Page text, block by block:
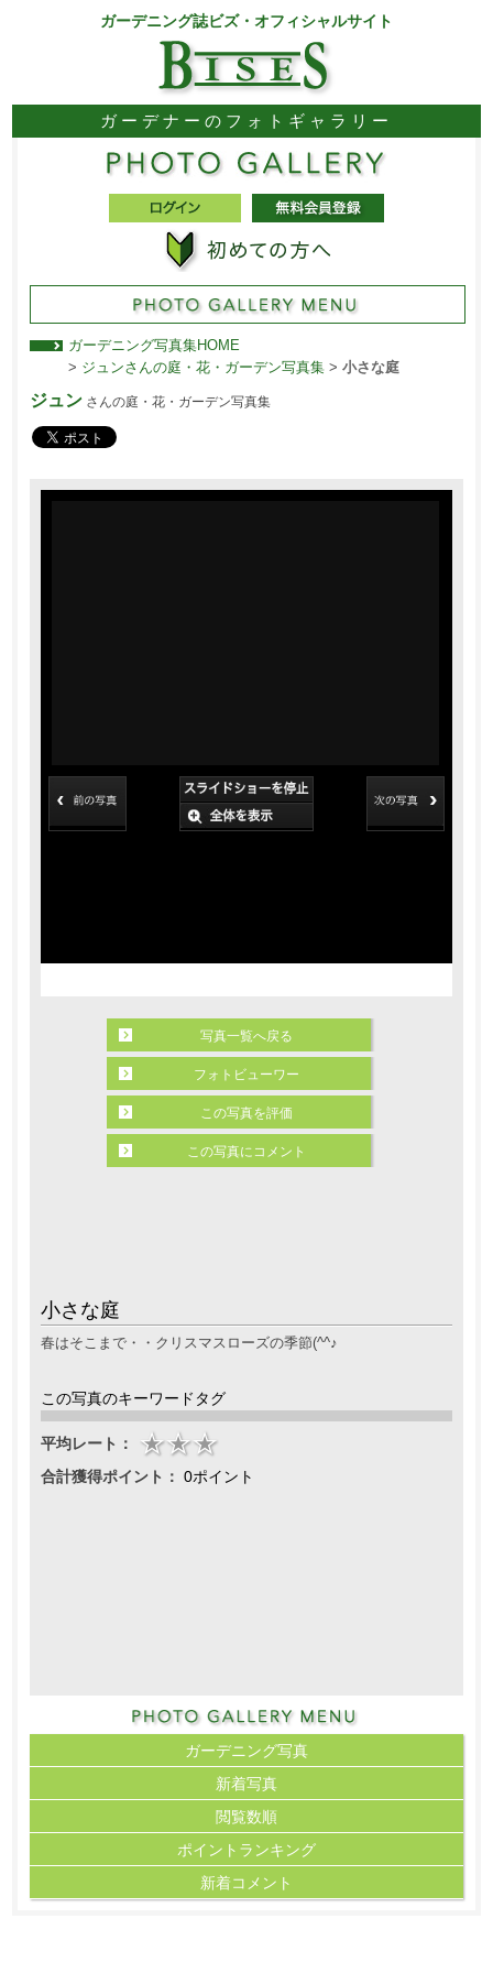
ガーデニング誌ビズ・オフィシャルサイト
ガーデナーのフォトギャラリー
ガーデニング写真集HOME
> ジュンさんの庭・花・ガーデン写真集> 小さな庭
ジュンさんの庭・花・ガーデン写真集
小さな庭
春はそこまで・・クリスマスローズの季節(^^♪
この写真のキーワードタグ
平均レート：
合計獲得ポイント： 0ポイント
写真一覧へ戻る
フォトビューワー
この写真を評価
この写真にコメント
ガーデニング写真
新着写真
閲覧数順
ポイント ランキング
新着コメント